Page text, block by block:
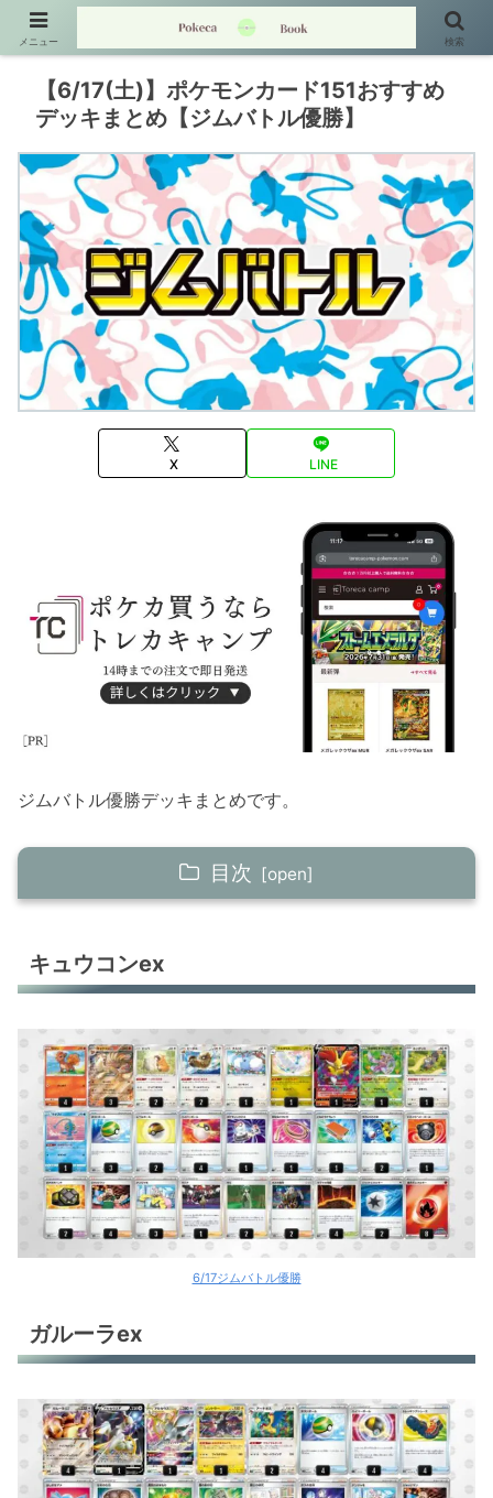
【6/17(土)】ポケモンカード151おすすめ
デッキまとめ【ジムバトル優勝】
X LINE
ジムバトル優勝デッキまとめです。
目次
ガルーラex
カメックスex
カメックスex
カメックスex
プクリンex
チオンジェンex
ルギアV
ルギアV
ルギアV
キュウコンex
6/17ジムバトル優勝
ガルーラex
メニュー 検索